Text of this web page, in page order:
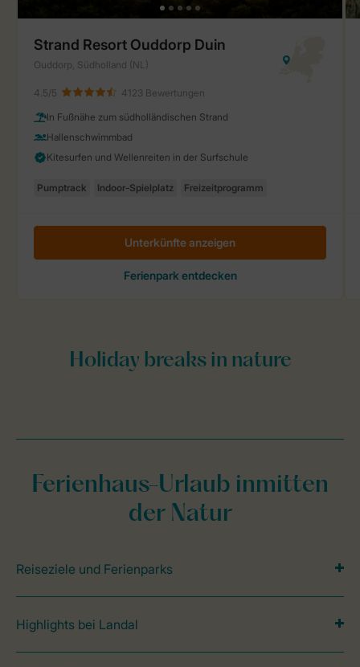
Ferienhaus-Urlaub inmitten
der Natur
Reiseziele und Ferienparks
Highlights bei Landal